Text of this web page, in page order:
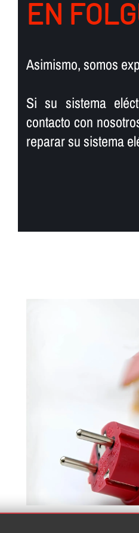
EN
Asimismo, somos
Si su sistema
contacto con
reparar su sistema